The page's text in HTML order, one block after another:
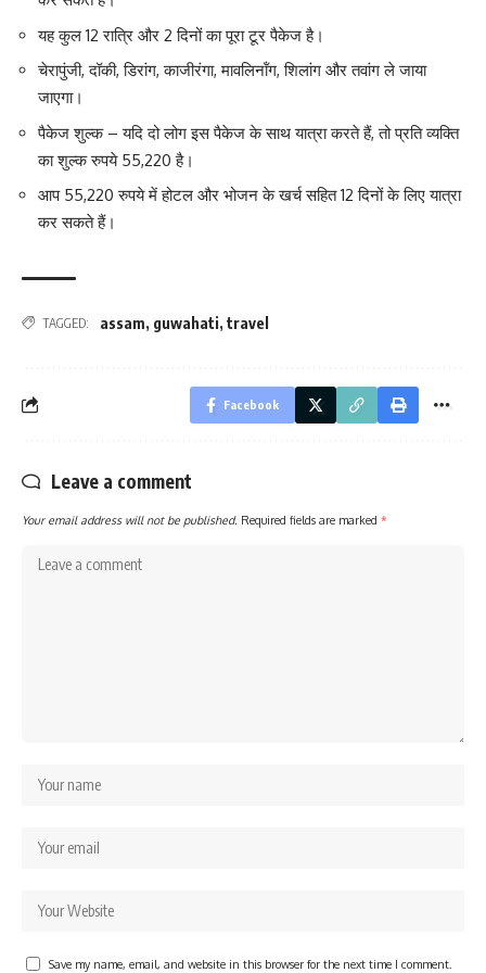
यह कुल 12 रात्रि और 2 दिनों का पूरा टूर पैकेज है।
चेरापुंजी, दॉकी, डिरांग, काजीरंगा, मावलिनॉंग, शिलांग और तवांग ले जाया
जाएगा।
पैकेज शुल्क – यदि दो लोग इस पैकेज के साथ यात्रा करते हैं, तो प्रति व्यक्ति
का शुल्क रुपये 55,220 है।
आप 55,220 रुपये में होटल और भोजन के खर्च सहित 12 दिनों के लिए यात्रा
कर सकते हैं।
TAGGED: assam, guwahati, travel
Facebook
Leave a comment
Your email address will not be published. Required fields are marked *
Save my name, email, and website in this browser for the next time I comment.